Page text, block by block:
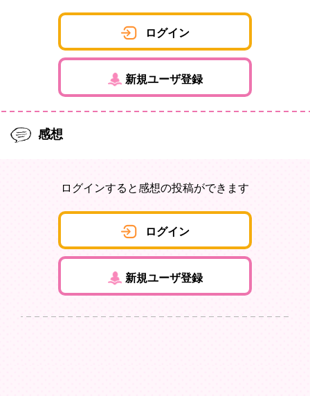
ログイン
新規ユーザ登録
感想
ログインすると感想の投稿ができます
ログイン
新規ユーザ登録